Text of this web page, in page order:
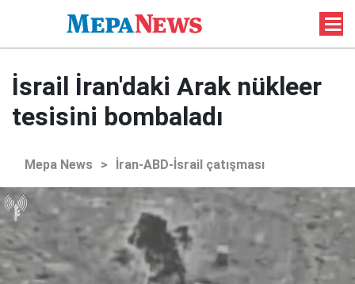
İsrail İran'daki Arak nükleer
tesisini bombaladı
Mepa News > İran-ABD-İsrail çatışması